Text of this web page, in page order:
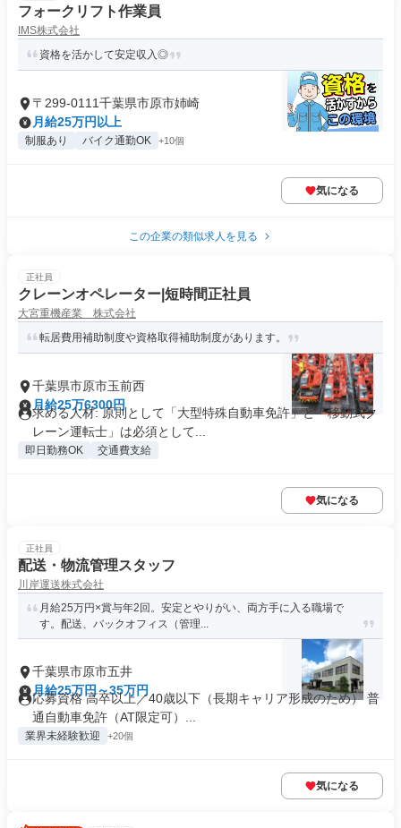
フォークリフト作業員
IMS株式会社
資格を活かして安定収入◎
〒299-0111千葉県市原市姉崎
月給25万円以上
制服あり バイク通勤OK +10個
気になる
この企業の類似求人を見る
正社員
クレーンオペレーター|短時間正社員
大宮重機産業 株式会社
転居費用補助制度や資格取得補助制度があります。
千葉県市原市玉前西
月給25万6300円
求める人材: 原則として「大型特殊自動車免許」と「移動式ク
レーン運転士」は必須として...
即日勤務OK 交通費支給
気になる
正社員
配送・物流管理スタッフ
川岸運送株式会社
月給25万円×賞与年2回。安定とやりがい、両方手に入る職場で
す。配送、バックオフィス（管理...
千葉県市原市五井
月給25万円～35万円
応募資格 高卒以上／40歳以下（長期キャリア形成のため） 普
通自動車免許（AT限定可）...
業界未経験歓迎 +20個
気になる